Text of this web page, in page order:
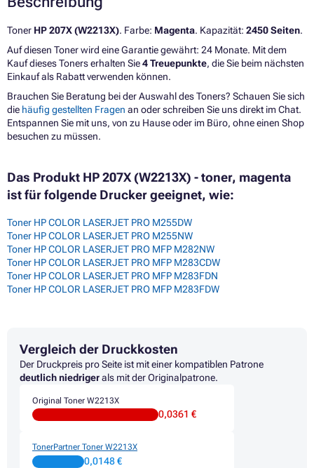
Toner HP 207X (W2213X). Farbe: Magenta. Kapazität: 2450 Seiten.
Auf diesen Toner wird eine Garantie gewährt: 24 Monate. Mit dem
Kauf dieses Toners erhalten Sie4 Treuepunkte, die Sie beim nächsten
Einkauf als Rabatt verwenden können.
Brauchen Sie Beratung bei der Auswahl des Toners? Schauen Sie sich
die häufig gestellten Fragen an oder schreiben Sie uns direkt im Chat.
Entspannen Sie mit uns, von zu Hause oder im Büro, ohne einen Shop
besuchen zu müssen.
Das Produkt HP 207X (W2213X) - toner, magenta
ist für folgende Drucker geeignet, wie:
Toner HP COLOR LASERJET PRO M255DW
Toner HP COLOR LASERJET PRO M255NW
Toner HP COLOR LASERJET PRO MFP M282NW
Toner HP COLOR LASERJET PRO MFP M283CDW
Toner HP COLOR LASERJET PRO MFP M283FDN
Toner HP COLOR LASERJET PRO MFP M283FDW
Vergleich der Druckkosten
Der Druckpreis pro Seite ist mit einer kompatiblen Patrone
deutlich niedrigerals mit der Originalpatrone.
Original Toner W2213X
0,0361 €
TonerPartner Toner W2213X
0,0148 €